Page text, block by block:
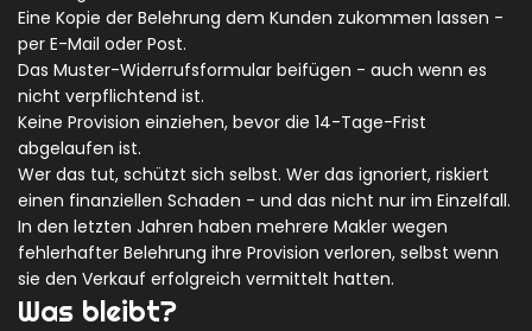
Eine Kopie der Belehrung dem Kunden zukommen lassen -
per E-Mail oder Post.
Das Muster-Widerrufsformular beifügen - auch wenn es
nicht verpflichtend ist.
Keine Provision einziehen, bevor die 14-Tage-Frist
abgelaufen ist.
Wer das tut, schützt sich selbst. Wer das ignoriert, riskiert
einen finanziellen Schaden - und das nicht nur im Einzelfall.
In den letzten Jahren haben mehrere Makler wegen
fehlerhafter Belehrung ihre Provision verloren, selbst wenn
sie den Verkauf erfolgreich vermittelt hatten.
Was bleibt?